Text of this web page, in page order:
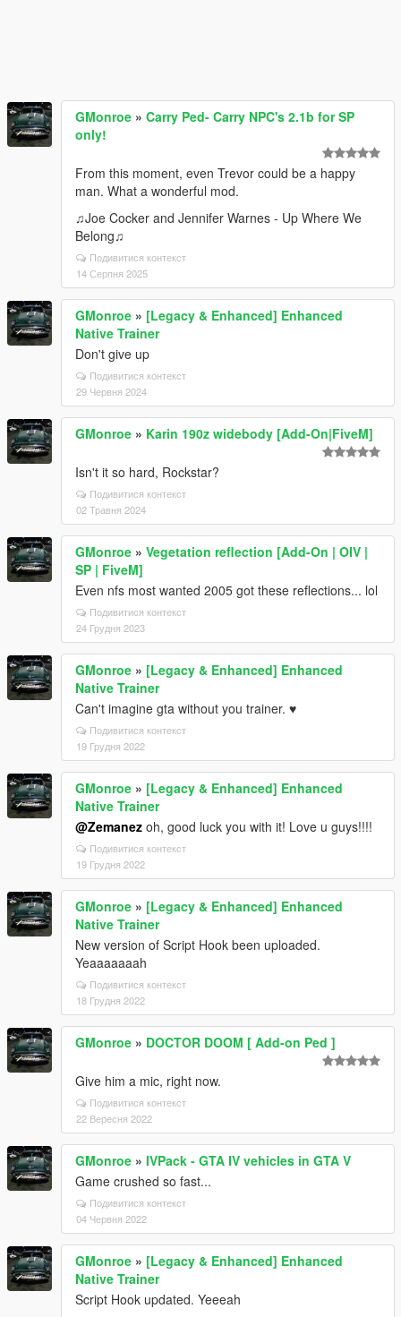
GMonroe » Carry Ped- Carry NPC's 2.1b for SP
only!
From this moment, even Trevor could be a happy
man. What a wonderful mod.
♫Joe Cocker and Jennifer Warnes - Up Where We
Belong♫
Подивитися контекст
14 Серпня 2025
GMonroe » [Legacy & Enhanced] Enhanced
Native Trainer
Don't give up
Подивитися контекст
29 Червня 2024
GMonroe » Karin 190z widebody [Add-On|FiveM]
Isn't it so hard, Rockstar?
Подивитися контекст
02 Травня 2024
GMonroe » Vegetation reflection [Add-On | OIV |
SP | FiveM]
Even nfs most wanted 2005 got these reflections... lol
Подивитися контекст
24 Грудня 2023
GMonroe » [Legacy & Enhanced] Enhanced
Native Trainer
Can't imagine gta without you trainer. ♥
Подивитися контекст
19 Грудня 2022
GMonroe » [Legacy & Enhanced] Enhanced
Native Trainer
@Zemanez oh, good luck you with it! Love u guys!!!!
Подивитися контекст
19 Грудня 2022
GMonroe » [Legacy & Enhanced] Enhanced
Native Trainer
New version of Script Hook been uploaded.
Yeaaaaaaah
Подивитися контекст
18 Грудня 2022
GMonroe » DOCTOR DOOM [ Add-on Ped ]
Give him a mic, right now.
Подивитися контекст
22 Вересня 2022
GMonroe » IVPack - GTA IV vehicles in GTA V
Game crushed so fast...
Подивитися контекст
04 Червня 2022
GMonroe » [Legacy & Enhanced] Enhanced
Native Trainer
Script Hook updated. Yeeeah